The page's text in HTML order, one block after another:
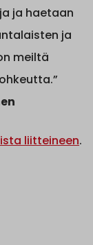
ja haetaan
ja
meiltä
liitteineen.